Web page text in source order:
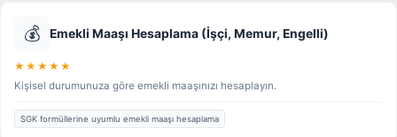
💰 Emekli Maaşı Hesaplama (İşçi, Memur, Engelli)
★★★★★
Kişisel durumunuza göre emekli maaşınızı hesaplayın.
SGK formüllerine uyumlu emekli maaşı hesaplama